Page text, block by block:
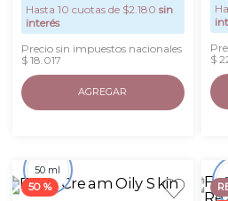
Hasta 10 cuotas de $2.180 sin
interés
Precio sin impuestos nacionales
$ 18.017
AGREGAR
$
50 %
50 ml